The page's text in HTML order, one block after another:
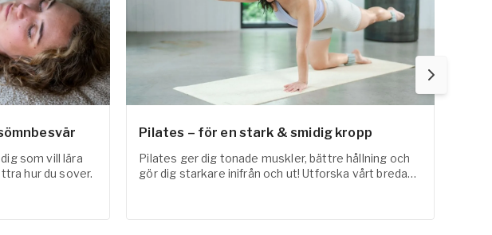
som vill lära
hur du sover.
Pilates – för en stark & smidig kropp
Pilates ger dig tonade muskler, bättre hållning och
gör dig starkare inifrån och ut! Utforska vårt breda